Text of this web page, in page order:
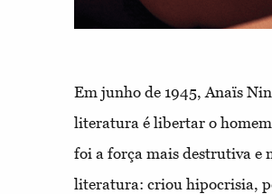
Em junho de 1945, Anaïs
literatura é libertar o
foi a força mais destrutiva e
literatura: criou hipocrisia,